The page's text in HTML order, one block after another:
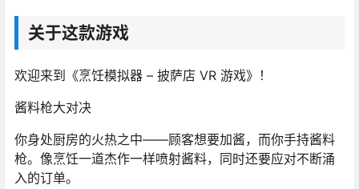
关于这款游戏
欢迎来到《烹饪模拟器 – 披萨店 VR 游戏》！
酱料枪大对决
你身处厨房的火热之中——顾客想要加酱，而你手​​持酱料
枪。像烹饪一道杰作一样喷射酱料，同时还要应对不断涌
入的订单。